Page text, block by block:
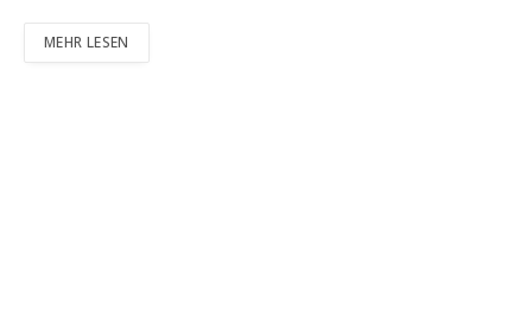
MEHR LESEN